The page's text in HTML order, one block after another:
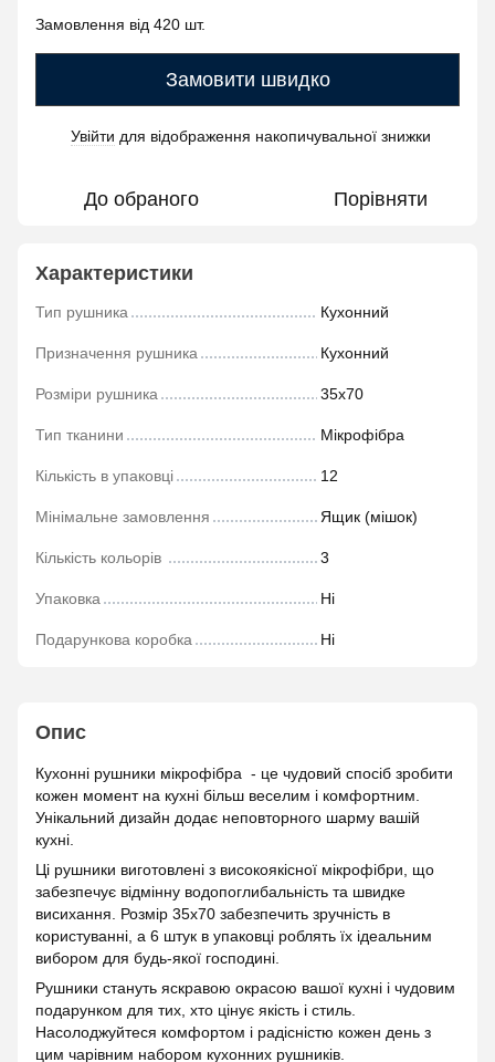
Замовлення від 420 шт.
Замовити швидко
Увійти для відображення накопичувальної знижки
До обраного Порівняти
Характеристики
Тип рушника Кухонний
Призначення рушника Кухонний
Розміри рушника 35х70
Тип тканини Мікрофібра
Кількість в упаковці 12
Мінімальне замовлення Ящик (мішок)
Кількість кольорів 3
Упаковка Ні
Подарункова коробка Ні
Опис
Кухонні рушники мікрофібра - це чудовий спосіб зробити
кожен момент на кухні більш веселим і комфортним.
Унікальний дизайн додає неповторного шарму вашій
кухні.
Ці рушники виготовлені з високоякісної мікрофібри, що
забезпечує відмінну водопоглибальність та швидке
висихання. Розмір 35х70 забезпечить зручність в
користуванні, а 6 штук в упаковці роблять їх ідеальним
вибором для будь-якої господині.
Рушники стануть яскравою окрасою вашої кухні і чудовим
подарунком для тих, хто цінує якість і стиль.
Насолоджуйтеся комфортом і радісністю кожен день з
цим чарівним набором кухонних рушників.